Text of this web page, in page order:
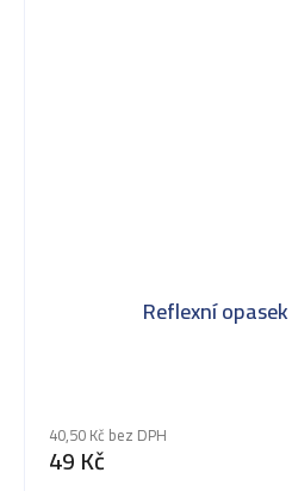
Reflexní
40,50 Kč bez DPH
49 Kč